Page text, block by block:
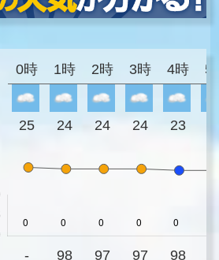
0時 1時 2時 3時 4時 5
25 24 24 24 23
- 98 97 97 98